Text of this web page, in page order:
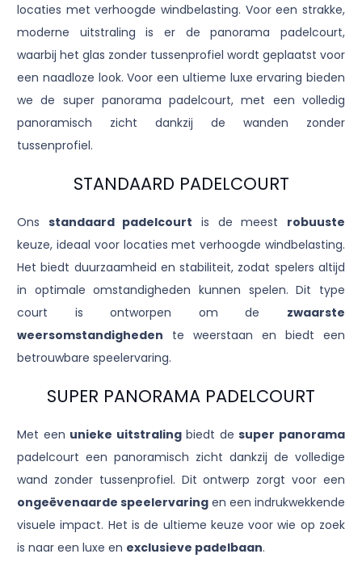
locaties met verhoogde windbelasting. Voor een strakke,
moderne uitstraling is er de panorama padelcourt,
waarbij het glas zonder tussenprofiel wordt geplaatst voor
een naadloze look. Voor een ultieme luxe ervaring bieden
we de super panorama padelcourt, met een volledig
panoramisch zicht dankzij de wanden zonder
tussenprofiel.
STANDAARD PADELCOURT
Ons standaard padelcourt is de meest robuuste
keuze, ideaal voor locaties met verhoogde windbelasting.
Het biedt duurzaamheid en stabiliteit, zodat spelers altijd
in optimale omstandigheden kunnen spelen. Dit type
court is ontworpen om de zwaarste
weersomstandigheden te weerstaan en biedt een
betrouwbare speelervaring.
SUPER PANORAMA PADELCOURT
Met een unieke uitstralingbiedt desuper panorama
padelcourt een panoramisch zicht dankzij de volledige
wand zonder tussenprofiel. Dit ontwerp zorgt voor een
ongeëvenaarde speelervaring en een indrukwekkende
visuele impact. Het is de ultieme keuze voor wie op zoek
is naar een luxe en exclusieve padelbaan.